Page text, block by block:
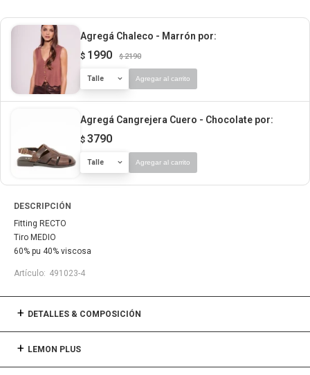
Agregá Chaleco - Marrón por:
$ 1990 $ 2190
Talle Agregar al carrito
Agregá Cangrejera Cuero - Chocolate por:
$ 3790
Talle Agregar al carrito
DESCRIPCIÓN
Fitting RECTO
Tiro MEDIO
60% pu 40% viscosa
491023-4
DETALLES & COMPOSICIÓN
LEMON PLUS